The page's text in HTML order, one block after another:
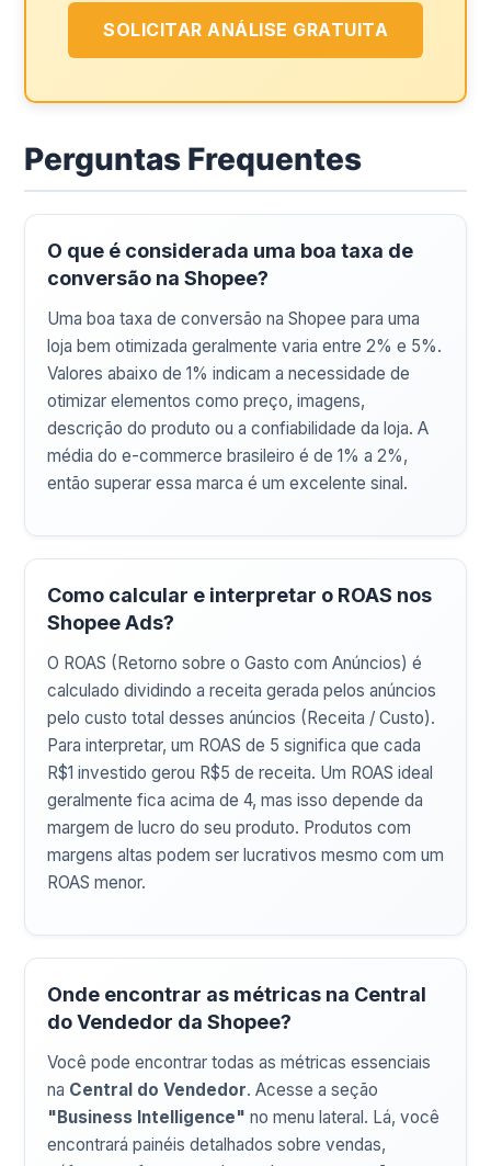
SOLICITAR ANÁLISE GRATUITA
Perguntas Frequentes
O que é considerada uma boa taxa de
conversão na Shopee?
Uma boa taxa de conversão na Shopee para uma
loja bem otimizada geralmente varia entre 2% e 5%.
Valores abaixo de 1% indicam a necessidade de
otimizar elementos como preço, imagens,
descrição do produto ou a confiabilidade da loja. A
média do e-commerce brasileiro é de 1% a 2%,
então superar essa marca é um excelente sinal.
Como calcular e interpretar o ROAS nos
Shopee Ads?
O ROAS (Retorno sobre o Gasto com Anúncios) é
calculado dividindo a receita gerada pelos anúncios
pelo custo total desses anúncios (Receita / Custo).
Para interpretar, um ROAS de 5 significa que cada
R$1 investido gerou R$5 de receita. Um ROAS ideal
geralmente fica acima de 4, mas isso depende da
margem de lucro do seu produto. Produtos com
margens altas podem ser lucrativos mesmo com um
ROAS menor.
Onde encontrar as métricas na Central
do Vendedor da Shopee?
Você pode encontrar todas as métricas essenciais
na Central do Vendedor. Acesse a seção
"Business Intelligence" no menu lateral. Lá, você
encontrará painéis detalhados sobre vendas,